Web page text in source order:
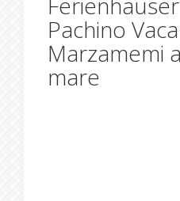
Pachino
Marzamemi
mare